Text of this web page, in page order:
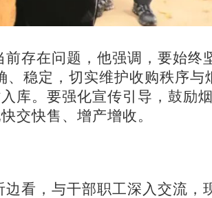
存在问题，他强调，要始终
稳定，切实维护收购秩序与
库。要强化宣传引导，鼓励
交快售、增产增收。
看，与干部职工深入交流，